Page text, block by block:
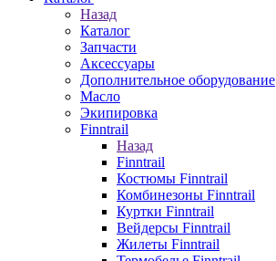
Назад
Каталог
Запчасти
Аксессуары
Дополнительное оборудование
Масло
Экипировка
Finntrail
Назад
Finntrail
Костюмы Finntrail
Комбинезоны Finntrail
Куртки Finntrail
Вейдерсы Finntrail
Жилеты Finntrail